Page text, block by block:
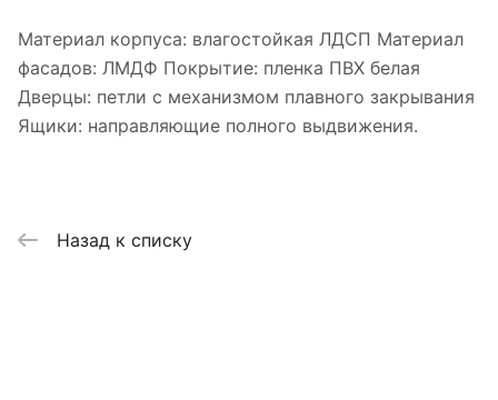
Материал корпуса: влагостойкая ЛДСП Материал
фасадов: ЛМДФ Покрытие: пленка ПВХ белая
Дверцы: петли с механизмом плавного закрывания
Ящики: направляющие полного выдвижения.
Назад к списку